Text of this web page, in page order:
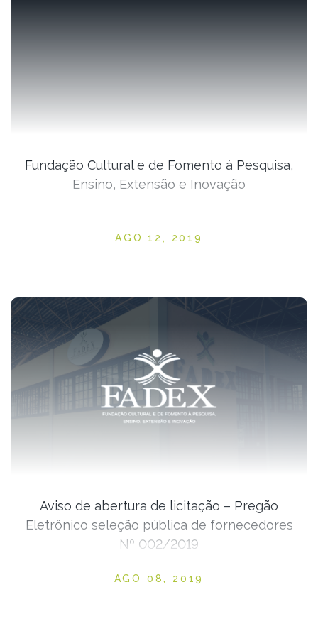
Fundação Cultural e de Fomento à Pesquisa,
Ensino, Extensão e Inovação
Posted on
AGO 12, 2019
Aviso de abertura de licitação – Pregão
Eletrônico seleção pública de fornecedores
Nº 002/2019
Posted on
AGO 08, 2019